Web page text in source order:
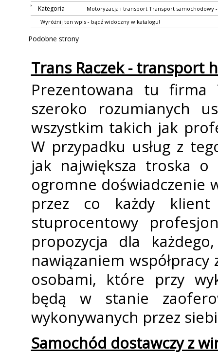
Kategoria Motoryzacja i transport Transport samochodowy
Wyróżnij ten wpis - bądź widoczny w katalogu!
Podobne strony
Trans Raczek - transport
Prezentowana tu firma
szeroko rozumianych
wszystkim takich jak
W przypadku usług z
jak największa troska
ogromne doświadczenie
przez co każdy
stuprocentowy
propozycja dla
nawiązaniem
osobami, które przy
będą w stanie
wykonywanych przez
Samochód dostawczy z